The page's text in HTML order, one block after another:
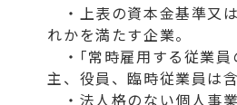
・上表の資本金基準又
れかを満たす企業。
・｢常時雇用する従業員
主、役員、臨時従業員は含
・法人格のない個人事業